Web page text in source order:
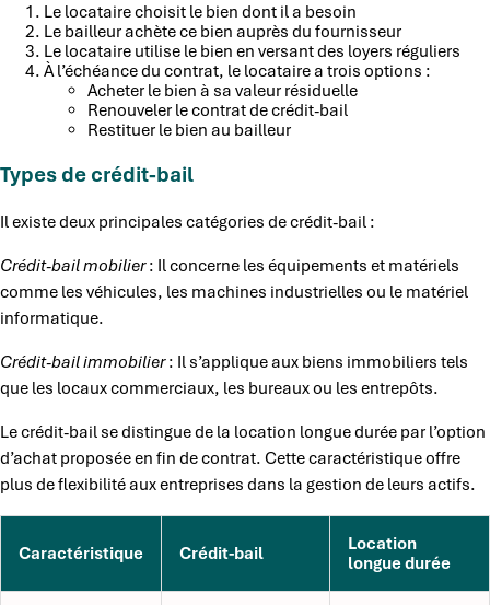
Le locataire choisit le bien dont il a besoin
Le bailleur achète ce bien auprès du fournisseur
Le locataire utilise le bien en versant des loyers réguliers
À l’échéance du contrat, le locataire a trois options :
Acheter le bien à sa valeur résiduelle
Renouveler le contrat de crédit-bail
Restituer le bien au bailleur
Types de crédit-bail
Il existe deux principales catégories de crédit-bail :
Crédit-bail mobilier: Il concerne les équipements et matériels
comme les véhicules, les machines industrielles ou le matériel
informatique.
Crédit-bail immobilier: Il s’applique aux biens immobiliers tels
que les locaux commerciaux, les bureaux ou les entrepôts.
Le crédit-bail se distingue de la location longue durée par l’option
d’achat proposée en fin de contrat. Cette caractéristique offre
plus de flexibilité aux entreprises dans la gestion de leurs actifs.
Caractéristique Crédit-bail
Location
longue durée